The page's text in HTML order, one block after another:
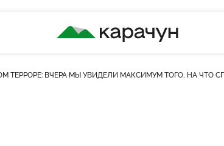
КАРАЧУН
ТЕРРОРЕ: ВЧЕРА МЫ УВИДЕЛИ МАКСИМУМ ТОГО, НА ЧТО